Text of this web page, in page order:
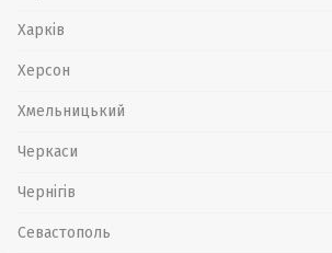
Харків
Херсон
Хмельницький
Черкаси
Чернігів
Севастополь